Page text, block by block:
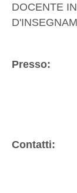
DOCENTE
Presso:
Contatti: